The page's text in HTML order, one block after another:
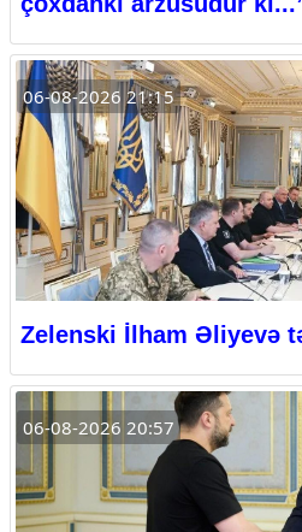
06-08-2026 21:15
Zelenski İlham Əliyevə
06-08-2026 20:57